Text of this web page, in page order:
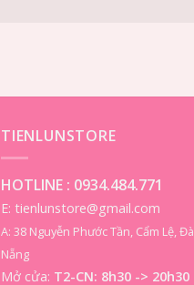
TIENLUNSTORE
HOTLINE : 0934.484.771
E: tienlunstore@gmail.com
A: 38 Nguyễn Phước Tần, Cẩm Lệ, Đà
Nẵng
Mở cửa: T2-CN: 8h30 -> 20h30